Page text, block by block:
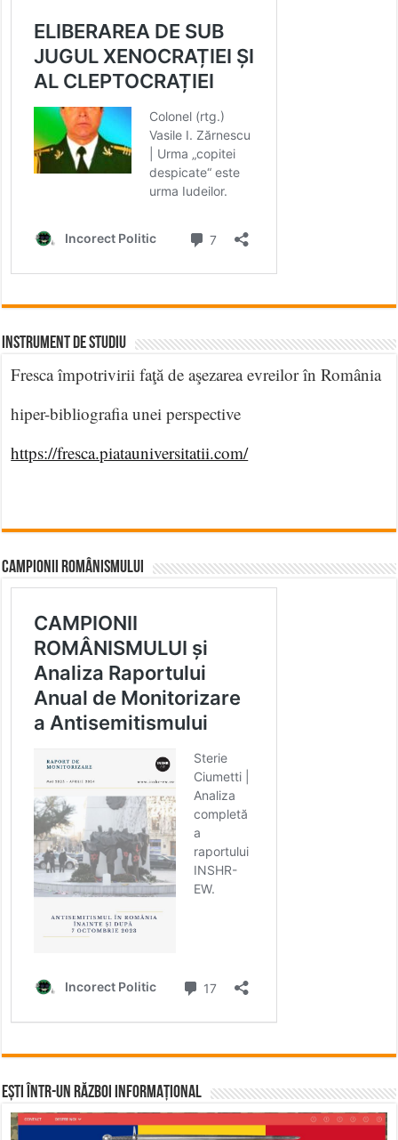
INSTRUMENT DE STUDIU
Fresca împotrivirii faţă de aşezarea evreilor în România
hiper-bibliografia unei perspective
https://fresca.piatauniversitatii.com/
CAMPIONII ROMÂNISMULUI
Ești într-un RĂZBOI INFORMAȚIONAL